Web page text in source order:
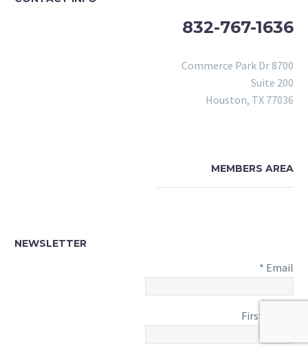
832-767-1636
8700 Commerce Park Dr
Suite 200
Houston, TX 77036
MEMBERS AREA
NEWSLETTER
Email
*
First Name